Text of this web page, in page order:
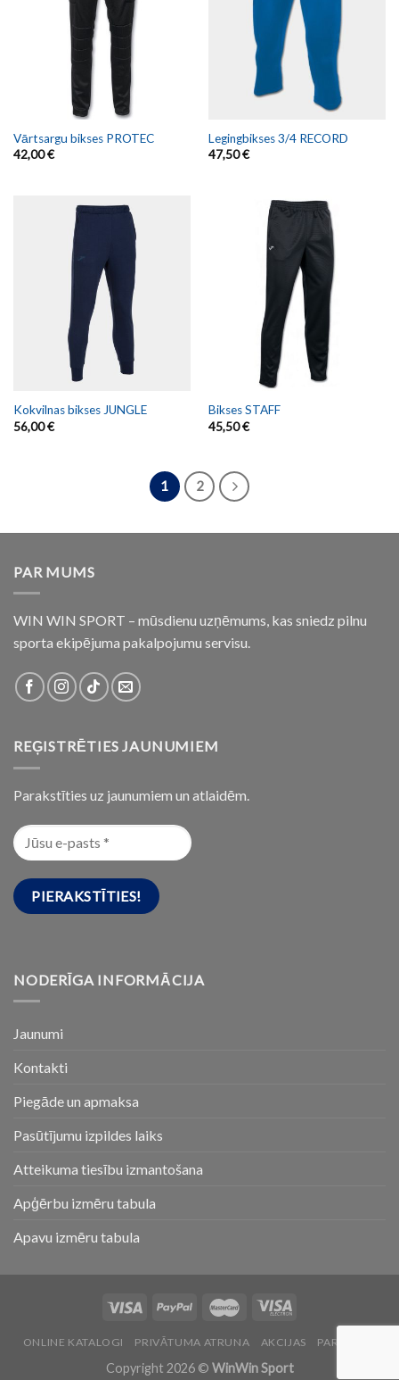
Vārtsargu bikses PROTEC
42,00€
Legingbikses 3/4 RECORD
47,50€
Kokvilnas bikses JUNGLE
56,00€
Bikses STAFF
45,50€
1 2
PAR MUMS
WIN WIN SPORT – mūsdienu uzņēmums, kas sniedz pilnu
sporta ekipējuma pakalpojumu servisu.
REĢISTRĒTIES JAUNUMIEM
Parakstīties uz jaunumiem un atlaidēm.
NODERĪGA INFORMĀCIJA
Jaunumi
Kontakti
Piegāde un apmaksa
Pasūtījumu izpildes laiks
Atteikuma tiesību izmantošana
Apģērbu izmēru tabula
Apavu izmēru tabula
ONLINE KATALOGI PRIVĀTUMA ATRUNA AKCIJAS PAR MUMS
Copyright 2026 © WinWin Sport